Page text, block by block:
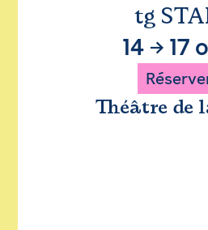
tg
14→ 17
Théâtre de